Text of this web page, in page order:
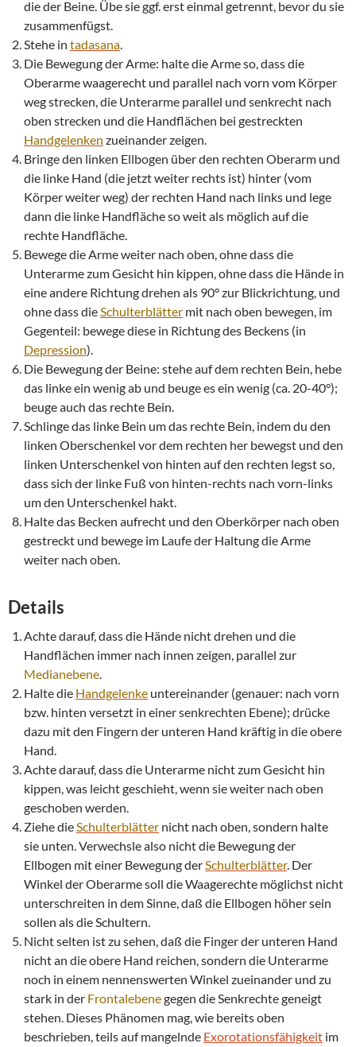
die der Beine. Übe sie ggf. erst einmal getrennt, bevor du sie
zusammenfügst.
Stehe in tadasana.
Die Bewegung der Arme: halte die Arme so, dass die
Oberarme waagerecht und parallel nach vorn vom Körper
weg strecken, die Unterarme parallel und senkrecht nach
oben strecken und die Handflächen bei gestreckten
Handgelenken zueinander zeigen.
Bringe den linken Ellbogen über den rechten Oberarm und
die linke Hand (die jetzt weiter rechts ist) hinter (vom
Körper weiter weg) der rechten Hand nach links und lege
dann die linke Handfläche so weit als möglich auf die
rechte Handfläche.
Bewege die Arme weiter nach oben, ohne dass die
Unterarme zum Gesicht hin kippen, ohne dass die Hände in
eine andere Richtung drehen als 90° zur Blickrichtung, und
ohne dass dieSchulterblätter mit nach oben bewegen, im
Gegenteil: bewege diese in Richtung des Beckens (in
Depression).
Die Bewegung der Beine: stehe auf dem rechten Bein, hebe
das linke ein wenig ab und beuge es ein wenig (ca. 20-40°);
beuge auch das rechte Bein.
Schlinge das linke Bein um das rechte Bein, indem du den
linken Oberschenkel vor dem rechten her bewegst und den
linken Unterschenkel von hinten auf den rechten legst so,
dass sich der linke Fuß von hinten-rechts nach vorn-links
um den Unterschenkel hakt.
Halte das Becken aufrecht und den Oberkörper nach oben
gestreckt und bewege im Laufe der Haltung die Arme
weiter nach oben.
Details
Achte darauf, dass die Hände nicht drehen und die
Handflächen immer nach innen zeigen, parallel zur
Medianebene.
Halte die Handgelenke untereinander (genauer: nach vorn
bzw. hinten versetzt in einer senkrechten Ebene); drücke
dazu mit den Fingern der unteren Hand kräftig in die obere
Hand.
Achte darauf, dass die Unterarme nicht zum Gesicht hin
kippen, was leicht geschieht, wenn sie weiter nach oben
geschoben werden.
Ziehe dieSchulterblätter nicht nach oben, sondern halte
sie unten. Verwechsle also nicht die Bewegung der
Ellbogen mit einer Bewegung derSchulterblätter. Der
Winkel der Oberarme soll die Waagerechte möglichst nicht
unterschreiten in dem Sinne, daß die Ellbogen höher sein
sollen als die Schultern.
Nicht selten ist zu sehen, daß die Finger der unteren Hand
nicht an die obere Hand reichen, sondern die Unterarme
noch in einem nennenswerten Winkel zueinander und zu
stark in der Frontalebenegegen die Senkrechte geneigt
stehen. Dieses Phänomen mag, wie bereits oben
beschrieben, teils auf mangelnde Exorotationsfähigkeit im